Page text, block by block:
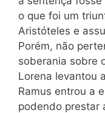
o que foi um
Aristóteles e
Porém, não
soberania sobre
Lorena levantou
Ramus entrou a
podendo prestar